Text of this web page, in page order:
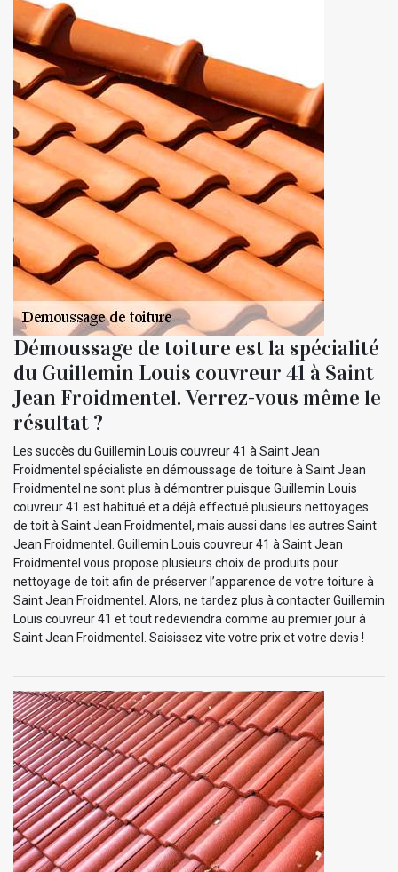
Démoussage de toiture est la spécialité
du Guillemin Louis couvreur 41 à Saint
Jean Froidmentel. Verrez-vous même le
résultat ?
Les succès du Guillemin Louis couvreur 41 à Saint Jean
Froidmentel spécialiste en démoussage de toiture à Saint Jean
Froidmentel ne sont plus à démontrer puisque Guillemin Louis
couvreur 41 est habitué et a déjà effectué plusieurs nettoyages
de toit à Saint Jean Froidmentel, mais aussi dans les autres Saint
Jean Froidmentel. Guillemin Louis couvreur 41 à Saint Jean
Froidmentel vous propose plusieurs choix de produits pour
nettoyage de toit afin de préserver l’apparence de votre toiture à
Saint Jean Froidmentel. Alors, ne tardez plus à contacter Guillemin
Louis couvreur 41 et tout redeviendra comme au premier jour à
Saint Jean Froidmentel. Saisissez vite votre prix et votre devis !